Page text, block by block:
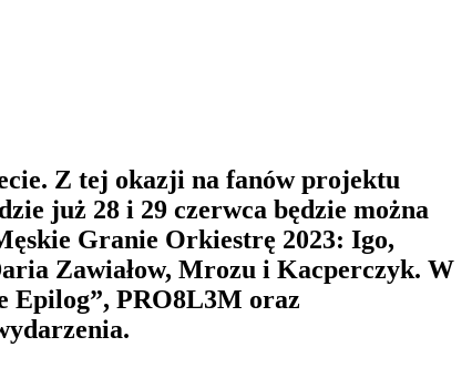
Z tej okazji na fanów projektu
już 28 i 29 czerwca będzie można
Granie Orkiestrę 2023: Igo,
Zawiałow, Mrozu i Kacperczyk. W
Epilog”, PRO8L3M oraz